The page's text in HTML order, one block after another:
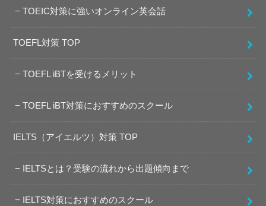
TOEIC対策に強いオンライン英会話
TOEFL対策 TOP
TOEFL iBTを受けるメリット
TOEFL iBT対策におすすめのスクール
IELTS（アイエルツ）対策 TOP
IELTSとは？受験の流れから出題傾向まで
IELTS対策におすすめのスクール